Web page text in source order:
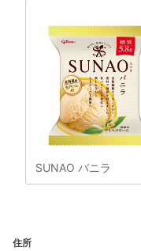
SUNAO バニラ
住所